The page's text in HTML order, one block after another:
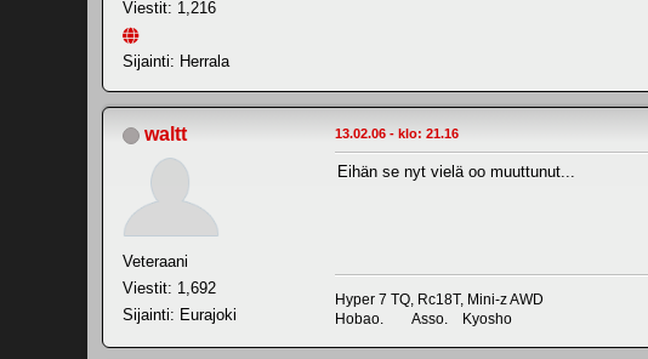
Viestit: 1,216
Sijainti: Herrala
waltt
Veteraani
Viestit: 1,692
Sijainti: Eurajoki
13.02.06 - klo: 21.16
Eihän se nyt vielä oo muuttunut...
Hyper 7 TQ, Rc18T, Mini-z AWD
Hobao. Asso. Kyosho